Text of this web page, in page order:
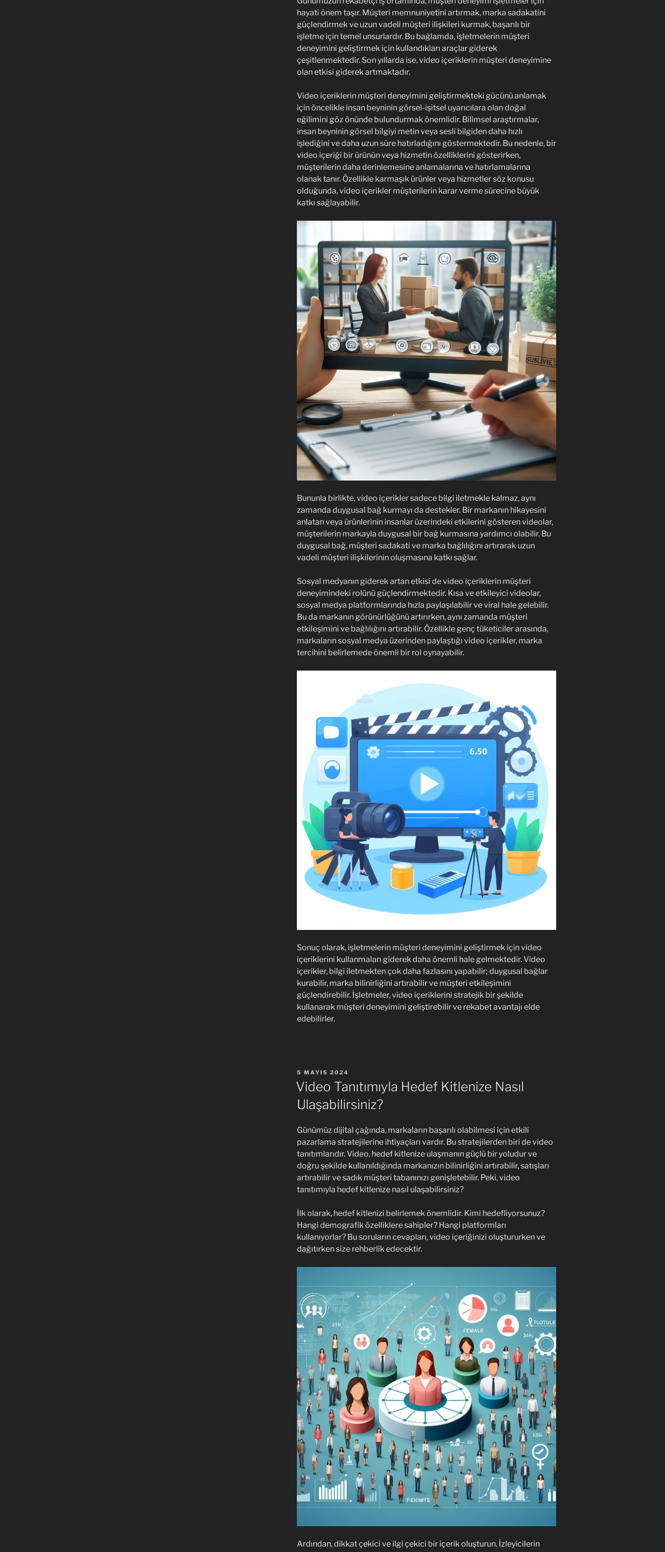
hayati önem taşır. Müşteri memnuniyetini artırmak, marka sadakatini
güçlendirmek ve uzun vadeli müşteri ilişkileri kurmak, başarılı bir
işletme için temel unsurlardır. Bu bağlamda, işletmelerin müşteri
deneyimini geliştirmek için kullandıkları araçlar giderek
çeşitlenmektedir. Son yıllarda ise, video içeriklerin müşteri deneyimine
olan etkisi giderek artmaktadır.
Video içeriklerin müşteri deneyimini geliştirmekteki gücünü anlamak
için öncelikle insan beyninin görsel-işitsel uyarıcılara olan doğal
eğilimini göz önünde bulundurmak önemlidir. Bilimsel araştırmalar,
insan beyninin görsel bilgiyi metin veya sesli bilgiden daha hızlı
işlediğini ve daha uzun süre hatırladığını göstermektedir. Bu nedenle, bir
video içeriği bir ürünün veya hizmetin özelliklerini gösterirken,
müşterilerin daha derinlemesine anlamalarına ve hatırlamalarına
olanak tanır. Özellikle karmaşık ürünler veya hizmetler söz konusu
olduğunda, video içerikler müşterilerin karar verme sürecine büyük
katkı sağlayabilir.
Bununla birlikte, video içerikler sadece bilgi iletmekle kalmaz, aynı
zamanda duygusal bağ kurmayı da destekler. Bir markanın hikayesini
anlatan veya ürünlerinin insanlar üzerindeki etkilerini gösteren videolar,
müşterilerin markayla duygusal bir bağ kurmasına yardımcı olabilir. Bu
duygusal bağ, müşteri sadakati ve marka bağlılığını artırarak uzun
vadeli müşteri ilişkilerinin oluşmasına katkı sağlar.
Sosyal medyanın giderek artan etkisi de video içeriklerin müşteri
deneyimindeki rolünü güçlendirmektedir. Kısa ve etkileyici videolar,
sosyal medya platformlarında hızla paylaşılabilir ve viral hale gelebilir.
Bu da markanın görünürlüğünü artırırken, aynı zamanda müşteri
etkileşimini ve bağlılığını artırabilir. Özellikle genç tüketiciler arasında,
markaların sosyal medya üzerinden paylaştığı video içerikler, marka
tercihini belirlemede önemli bir rol oynayabilir.
Sonuç olarak, işletmelerin müşteri deneyimini geliştirmek için video
içeriklerini kullanmaları giderek daha önemli hale gelmektedir. Video
içerikler, bilgi iletmekten çok daha fazlasını yapabilir; duygusal bağlar
kurabilir, marka bilinirliğini artırabilir ve müşteri etkileşimini
güçlendirebilir. İşletmeler, video içeriklerini stratejik bir şekilde
kullanarak müşteri deneyimini geliştirebilir ve rekabet avantajı elde
edebilirler.
YAYIM
TARIHI
5 MAYIS 2024
Video Tanıtımıyla Hedef Kitlenize Nasıl
Ulaşabilirsiniz?
Günümüz dijital çağında, markaların başarılı olabilmesi için etkili
pazarlama stratejilerine ihtiyaçları vardır. Bu stratejilerden biri de video
tanıtımlarıdır. Video, hedef kitlenize ulaşmanın güçlü bir yoludur ve
doğru şekilde kullanıldığında markanızın bilinirliğini artırabilir, satışları
artırabilir ve sadık müşteri tabanınızı genişletebilir. Peki, video
tanıtımıyla hedef kitlenize nasıl ulaşabilirsiniz?
İlk olarak, hedef kitlenizi belirlemek önemlidir. Kimi hedefliyorsunuz?
Hangi demografik özelliklere sahipler? Hangi platformları
kullanıyorlar? Bu soruların cevapları, video içeriğinizi oluştururken ve
dağıtırken size rehberlik edecektir.
Ardından, dikkat çekici ve ilgi çekici bir içerik oluşturun. İzleyicilerin